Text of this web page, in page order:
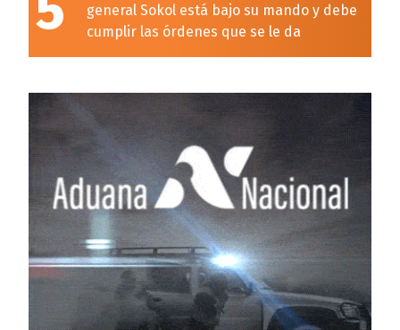
general Sokol está bajo su mando y debe
cumplir las órdenes que se le da